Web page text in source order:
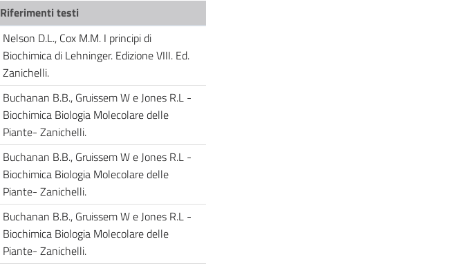
Riferimenti testi
Nelson D.L., Cox M.M. I principi di
Biochimica di Lehninger. Edizione VIII. Ed.
Zanichelli.
Buchanan B.B., Gruissem W e Jones R.L -
Biochimica Biologia Molecolare delle
Piante- Zanichelli.
Buchanan B.B., Gruissem W e Jones R.L -
Biochimica Biologia Molecolare delle
Piante- Zanichelli.
Buchanan B.B., Gruissem W e Jones R.L -
Biochimica Biologia Molecolare delle
Piante- Zanichelli.